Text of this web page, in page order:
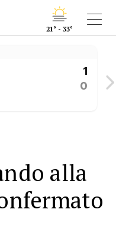
21° - 33°
1
0
alla